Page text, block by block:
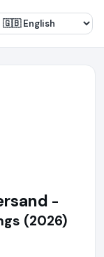
-
(2026)